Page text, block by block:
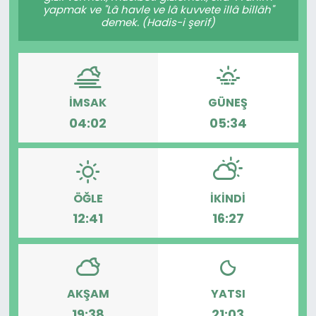
yapmak ve "Lâ havle ve lâ kuvvete illâ billâh"
demek. (Hadis-i şerif)
İMSAK
04:02
GÜNEŞ
05:34
ÖĞLE
12:41
İKINDI
16:27
AKŞAM YATSI